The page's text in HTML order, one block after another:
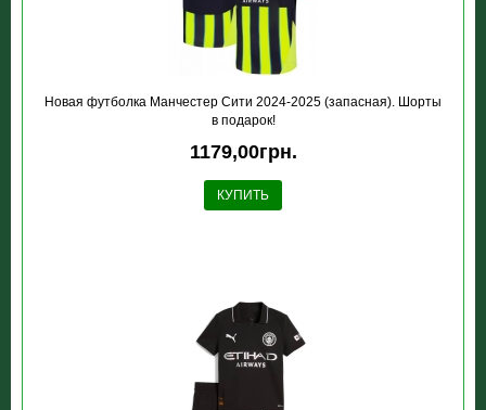
Новая футболка Манчестер Сити 2024-2025 (запасная). Шорты
в подарок!
1179,00грн.
КУПИТЬ